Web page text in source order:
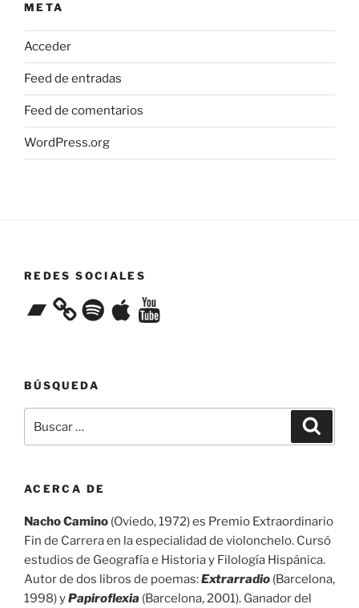
META
Acceder
Feed de entradas
Feed de comentarios
WordPress.org
REDES SOCIALES
BandcampSpotifyApple YouTube
BÚSQUEDA
por:
ACERCA DE
Nacho Camino (Oviedo, 1972) es Premio Extraordinario
Fin de Carrera en la especialidad de violonchelo. Cursó
estudios de Geografía e Historia y Filología Hispánica.
Autor de dos libros de poemas:Extrarradio (Barcelona,
1998) yPapiroflexia (Barcelona, 2001). Ganador del